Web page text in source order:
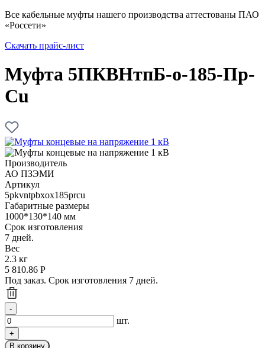
Все кабельные муфты нашего производства аттестованы ПАО
«Россети»
Скачать прайс-лист
Муфта 5ПКВНтпБ-о-185-Пр-
Cu
Производитель
АО ПЗЭМИ
Артикул
5pkvntpbxox185prcu
Габаритные размеры
1000*130*140 мм
Срок изготовления
7 дней.
Вес
2.3 кг
5 810.86 Р
Под заказ. Срок изготовления 7 дней.
шт.